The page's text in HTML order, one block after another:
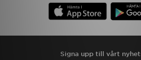
Signa upp till vårt